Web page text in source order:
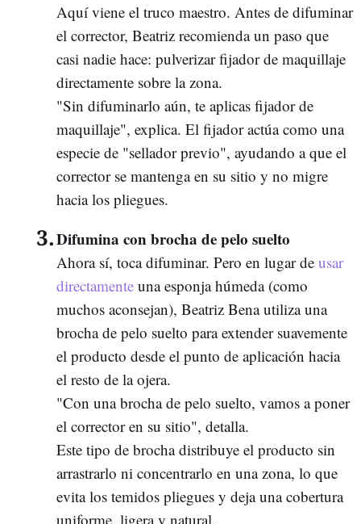
Aquí viene el truco maestro. Antes de difuminar
el corrector, Beatriz recomienda un paso que
casi nadie hace: pulverizar fijador de maquillaje
directamente sobre la zona.
"Sin difuminarlo aún, te aplicas fijador de
maquillaje", explica. El fijador actúa como una
especie de "sellador previo", ayudando a que el
corrector se mantenga en su sitio y no migre
hacia los pliegues.
Difumina con brocha de pelo suelto
Ahora sí, toca difuminar. Pero en lugar de usar
directamente una esponja húmeda (como
muchos aconsejan), Beatriz Bena utiliza una
brocha de pelo suelto para extender suavemente
el producto desde el punto de aplicación hacia
el resto de la ojera.
"Con una brocha de pelo suelto, vamos a poner
el corrector en su sitio", detalla.
Este tipo de brocha distribuye el producto sin
arrastrarlo ni concentrarlo en una zona, lo que
evita los temidos pliegues y deja una cobertura
uniforme, ligera y natural.